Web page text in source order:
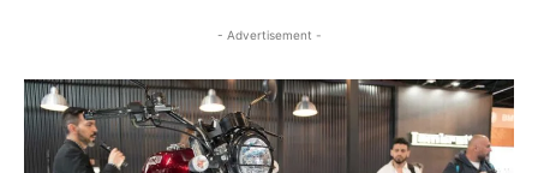
- Advertisement -